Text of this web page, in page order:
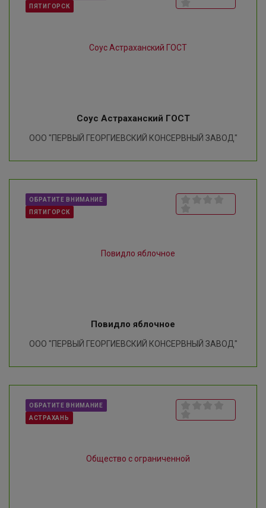
ПЯТИГОРСК
Соус Астраханский ГОСТ
ООО "ПЕРВЫЙ ГЕОРГИЕВСКИЙ КОНСЕРВНЫЙ ЗАВОД"
ОБРАТИТЕ ВНИМАНИЕ
ПЯТИГОРСК
Повидло яблочное
ООО "ПЕРВЫЙ ГЕОРГИЕВСКИЙ КОНСЕРВНЫЙ ЗАВОД"
ОБРАТИТЕ ВНИМАНИЕ
АСТРАХАНЬ